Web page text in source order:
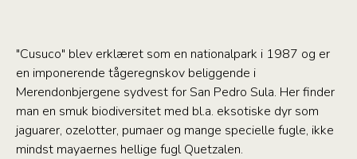
"Cusuco" blev erklæret som en nationalpark i 1987 og er
en imponerende tågeregnskov beliggende i
Merendonbjergene sydvest for San Pedro Sula. Her finder
man en smuk biodiversitet med bl.a. eksotiske dyr som
jaguarer, ozelotter, pumaer og mange specielle fugle, ikke
mindst mayaernes hellige fugl Quetzalen.